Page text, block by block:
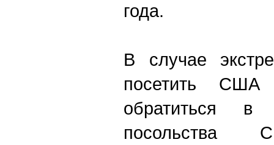
года.
В случае
посетить США
обратиться в